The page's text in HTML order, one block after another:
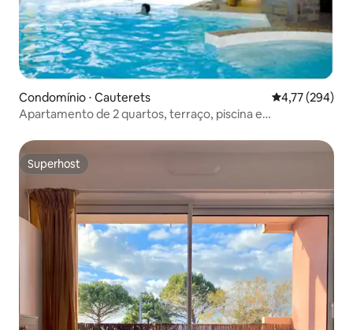
Condomínio ⋅ Cauterets 4,77 de uma
4,77 (294)
Apartamento de 2 quartos, terraço, piscina e
Superhost
Superhost